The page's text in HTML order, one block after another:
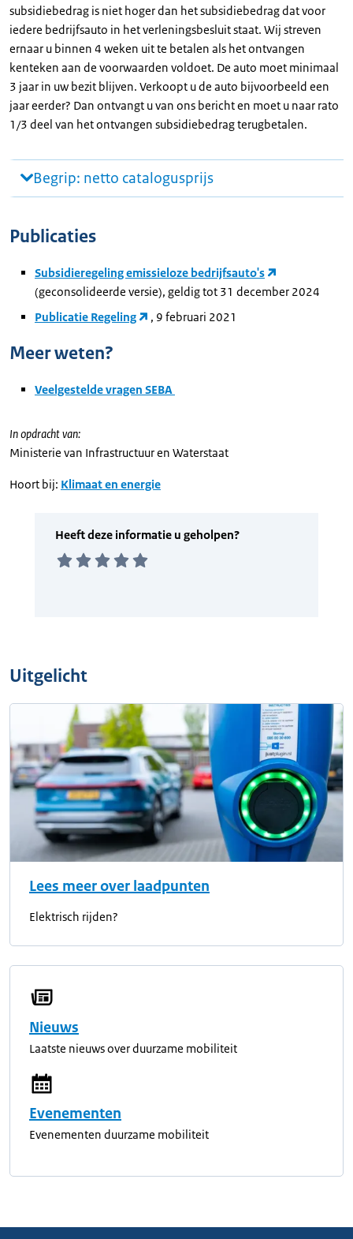
subsidiebedrag is niet hoger dan het subsidiebedrag dat voor
iedere bedrijfsauto in het verleningsbesluit staat. Wij streven
ernaar u binnen 4 weken uit te betalen als het ontvangen
kenteken aan de voorwaarden voldoet. De auto moet minimaal
3 jaar in uw bezit blijven. Verkoopt u de auto bijvoorbeeld een
jaar eerder? Dan ontvangt u van ons bericht en moet u naar rato
1/3 deel van het ontvangen subsidiebedrag terugbetalen.
Begrip: netto catalogusprijs
Publicaties
Subsidieregeling emissieloze bedrijfsauto's
(geconsolideerde versie), geldig tot 31 december 2024
Publicatie Regeling
, 9 februari 2021
Meer weten?
Veelgestelde vragen SEBA
In opdracht van:
Ministerie van Infrastructuur en Waterstaat
Hoort bij: Klimaat en energie
Uitgelicht
Lees meer over laadpunten
Elektrisch rijden?
Nieuws
Laatste nieuws over duurzame mobiliteit
Evenementen
Evenementen duurzame mobiliteit